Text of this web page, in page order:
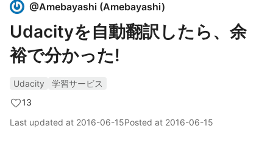
@Amebayashi (Amebayashi)
Udacityを自動翻訳したら、余
裕で分かった!
Udacity
学習サービス
13
Last updated at 2016-06-15Posted at 2016-06-15